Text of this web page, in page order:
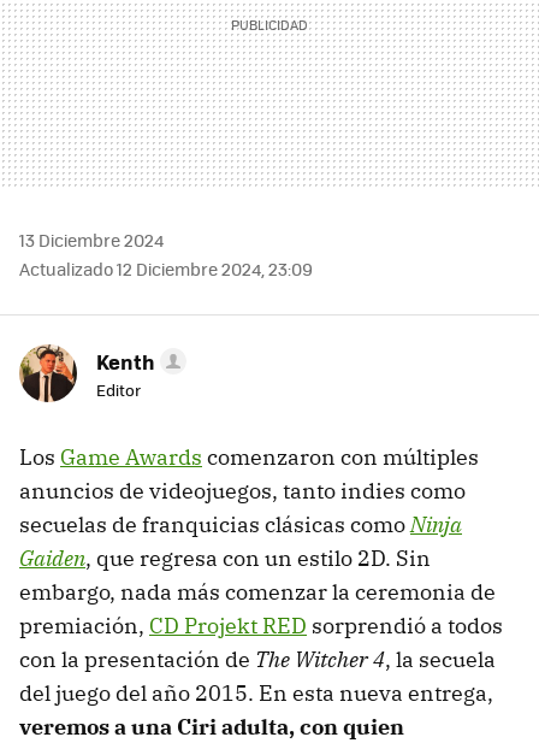
13 Diciembre 2024
Actualizado 12 Diciembre 2024, 23:09
Kenth
Editor
Los Game Awards comenzaron con múltiples
anuncios de videojuegos, tanto indies como
secuelas de franquicias clásicas comoNinja
Gaiden, que regresa con un estilo 2D. Sin
embargo, nada más comenzar la ceremonia de
premiación, CD Projekt RED sorprendió a todos
con la presentación de The Witcher 4, la secuela
del juego del año 2015. En esta nueva entrega,
veremos a una Ciri adulta, con quien